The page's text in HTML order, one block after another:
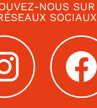
NOUS SUR
SOCIAUX